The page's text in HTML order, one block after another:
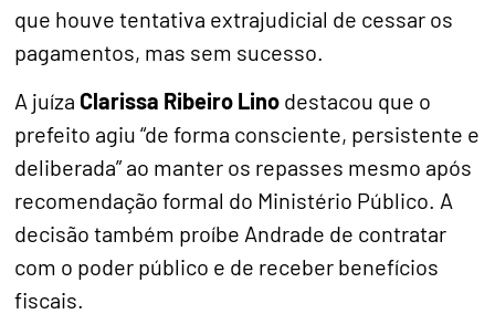
que houve tentativa extrajudicial de cessar os
pagamentos, mas sem sucesso.
A juíza Clarissa Ribeiro Lino destacou que o
prefeito agiu “de forma consciente, persistente e
deliberada” ao manter os repasses mesmo após
recomendação formal do Ministério Público. A
decisão também proíbe Andrade de contratar
com o poder público e de receber benefícios
fiscais.